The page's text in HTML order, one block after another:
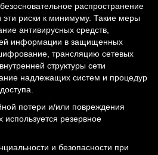
распространение
риски к минимуму. Такие меры
антивирусных средств,
информации в защищенных
трансляцию сетевых
структуры сети
надлежащих систем и процедур
потери и/или повреждения
резервное
и безопасности при